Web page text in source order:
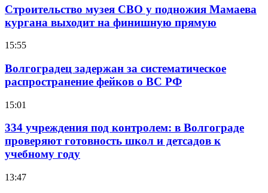
Строительство музея СВО у подножия Мамаева
кургана выходит на финишную прямую
15:55
Волгоградец задержан за систематическое
распространение фейков о ВС РФ
15:01
334 учреждения под контролем: в Волгограде
проверяют готовность школ и детсадов к
учебному году
13:47